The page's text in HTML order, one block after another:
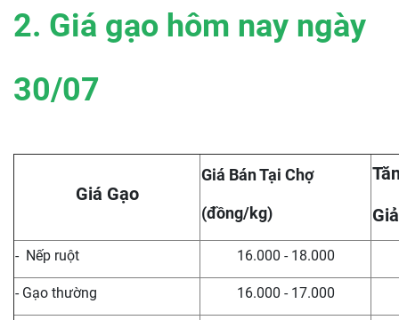
2. Giá gạo hôm nay ngày
30/07
Giá Gạo
Giá Bán Tại Chợ
(đồng/kg)
- Nếp ruột 16.000 - 18.000
- Gạo thường 16.000 - 17.000